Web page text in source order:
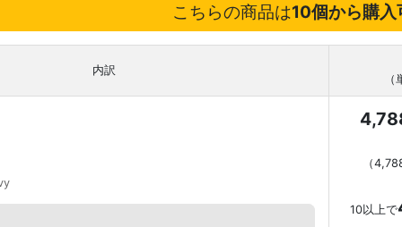
こちらの商品は10個から購入
内訳
（
10以上で